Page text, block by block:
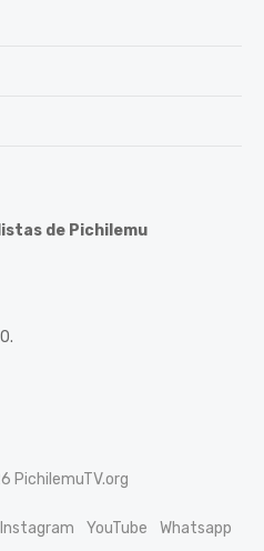
de Pichilemu
PichilemuTV.org
Instagram YouTube Whatsapp